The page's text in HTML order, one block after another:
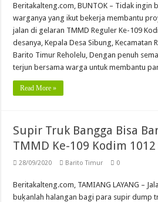
Beritakalteng.com, BUNTOK – Tidak ingin
warganya yang ikut bekerja membantu
jalan di gelaran TMMD Reguler Ke-109
desanya, Kepala Desa Sibung, Kecamatan
Barito Timur Reholelu, Dengan penuh
terjun bersama warga untuk membantu
Read More »
Supir Truk Bangga Bisa
TMMD Ke-109 Kodim
28/09/2020 Barito Timur 0
Beritakalteng.com, TAMIANG LAYANG –
buķanlah halangan bagi para supir dump